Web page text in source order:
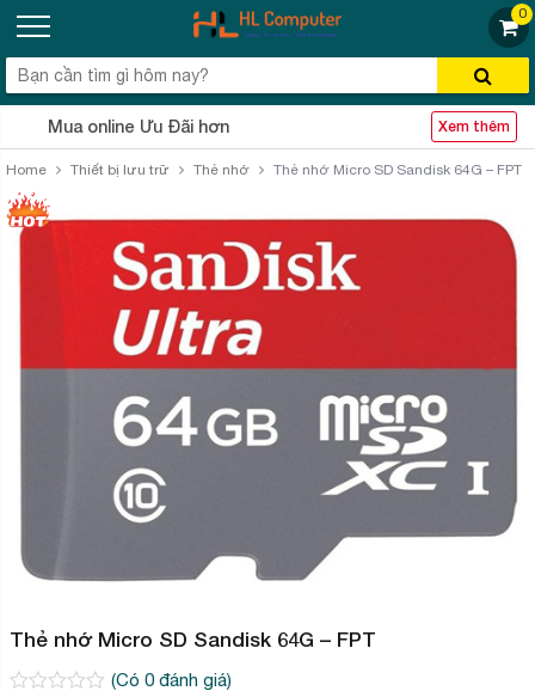
0
Mua online Ưu Đãi hơn Xem thêm
Home Thiết bị lưu trữ Thẻ nhớ Thẻ nhớ Micro SD Sandisk 64G – FPT
Thẻ nhớ Micro SD Sandisk 64G – FPT
(Có 0đánh giá)